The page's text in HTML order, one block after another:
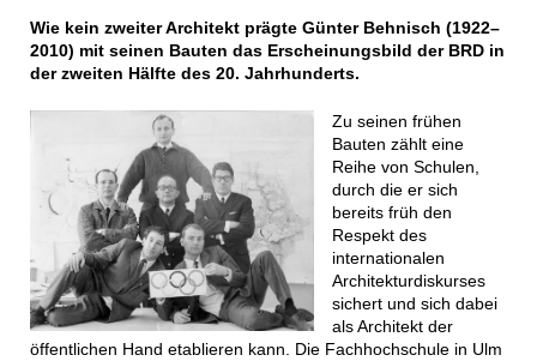
Wie kein zweiter Architekt prägte Günter Behnisch (1922–
2010) mit seinen Bauten das Erscheinungsbild der BRD in
der zweiten Hälfte des 20. Jahrhunderts.
Zu seinen frühen
Bauten zählt eine
Reihe von Schulen,
durch die er sich
bereits früh den
Respekt des
internationalen
Architekturdiskurses
sichert und sich dabei
als Architekt der
öffentlichen Hand etablieren kann. Die Fachhochschule in Ulm